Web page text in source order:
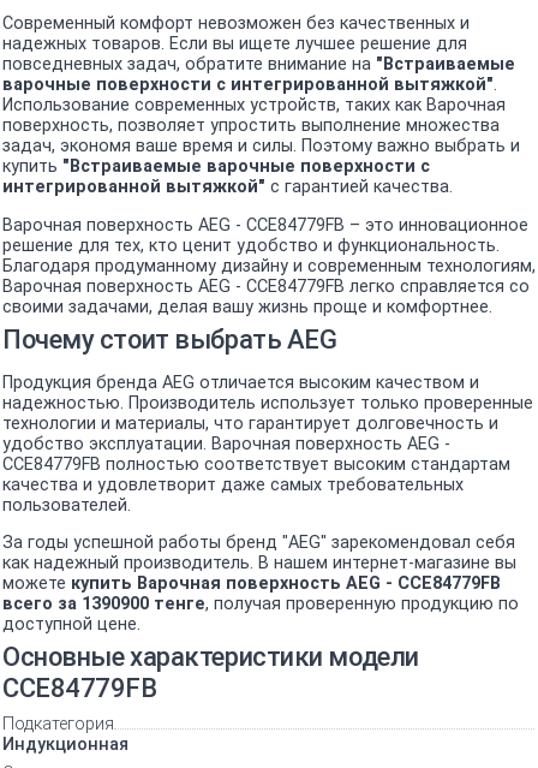
Современный комфорт невозможен без качественных и
надежных товаров. Если вы ищете лучшее решение для
повседневных задач, обратите внимание на "Встраиваемые
варочные поверхности с интегрированной вытяжкой".
Использование современных устройств, таких как Варочная
поверхность, позволяет упростить выполнение множества
задач, экономя ваше время и силы. Поэтому важно выбрать и
купить "Встраиваемые варочные поверхности с
интегрированной вытяжкой" с гарантией качества.
Варочная поверхность AEG - CCE84779FB – это инновационное
решение для тех, кто ценит удобство и функциональность.
Благодаря продуманному дизайну и современным технологиям,
Варочная поверхность AEG - CCE84779FB легко справляется со
своими задачами, делая вашу жизнь проще и комфортнее.
Почему стоит выбрать AEG
Продукция бренда AEG отличается высоким качеством и
надежностью. Производитель использует только проверенные
технологии и материалы, что гарантирует долговечность и
удобство эксплуатации. Варочная поверхность AEG -
CCE84779FB полностью соответствует высоким стандартам
качества и удовлетворит даже самых требовательных
пользователей.
За годы успешной работы бренд "AEG" зарекомендовал себя
как надежный производитель. В нашем интернет-магазине вы
можете купить Варочная поверхность AEG - CCE84779FB
всего за 1390900 тенге, получая проверенную продукцию по
доступной цене.
Основные характеристики модели
CCE84779FB
Подкатегория
Индукционная